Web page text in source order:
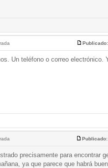
Publicado:
Un teléfono o correo electrónico.
Publicado:
precisamente para encontrar
ya que parece que habrá